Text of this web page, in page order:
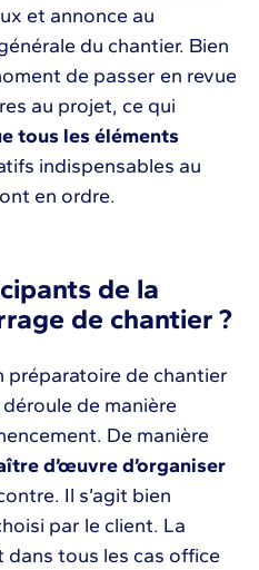
et annonce au
du chantier. Bien
de passer en revue
au projet, ce qui
tous les éléments
indispensables au
en ordre.
de la
de chantier ?
préparatoire de chantier
de manière
De manière
d’œuvre d’organiser
Il s’agit bien
par le client. La
tous les cas office